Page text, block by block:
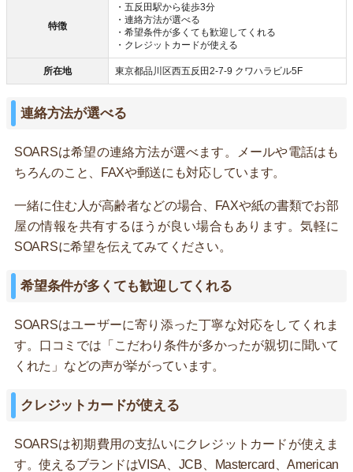
特徴
・五反田駅から徒歩3分
・連絡方法が選べる
・希望条件が多くても歓迎してくれる
・クレジットカードが使える
所在地 東京都品川区西五反田2-7-9 クワハラビル5F
連絡方法が選べる
SOARSは希望の連絡方法が選べます。メールや電話はも
ちろんのこと、FAXや郵送にも対応しています。
一緒に住む人が高齢者などの場合、FAXや紙の書類でお部
屋の情報を共有するほうが良い場合もあります。気軽に
SOARSに希望を伝えてみてください。
希望条件が多くても歓迎してくれる
SOARSはユーザーに寄り添った丁寧な対応をしてくれま
す。口コミでは「こだわり条件が多かったが親切に聞いて
くれた」などの声が挙がっています。
クレジットカードが使える
SOARSは初期費用の支払いにクレジットカードが使えま
す。使えるブランドはVISA、JCB、Mastercard、American